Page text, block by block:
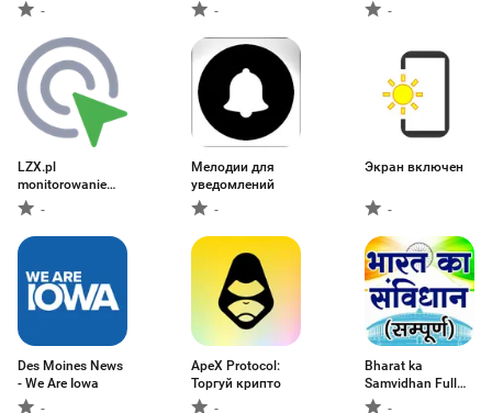
-
-
-
LZX.pl
monitorowanie
ogłoszeń
-
Мелодии для
уведомлений
-
Экран включен
-
Des Moines News
- We Are Iowa
-
ApeX Protocol:
Торгуй крипто
-
Bharat ka
Samvidhan Full
Book-